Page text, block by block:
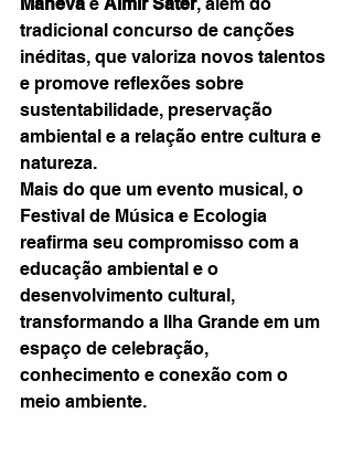
Maneva e Almir Sater, além do
tradicional concurso de canções
inéditas, que valoriza novos talentos
e promove reflexões sobre
sustentabilidade, preservação
ambiental e a relação entre cultura e
natureza.
Mais do que um evento musical, o
Festival de Música e Ecologia
reafirma seu compromisso com a
educação ambiental e o
desenvolvimento cultural,
transformando a Ilha Grande em um
espaço de celebração,
conhecimento e conexão com o
meio ambiente.